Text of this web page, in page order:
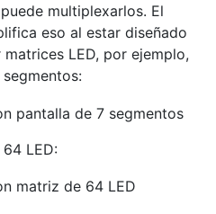
multiplexarlos. El
eso al estar diseñado
LED, por ejemplo,
LED: